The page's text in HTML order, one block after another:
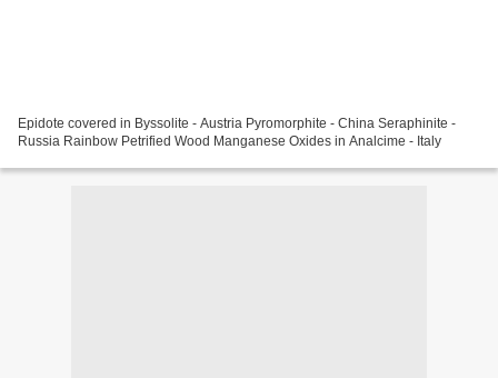
Epidote covered in Byssolite - Austria Pyromorphite - China Seraphinite -
Russia Rainbow Petrified Wood Manganese Oxides in Analcime - Italy